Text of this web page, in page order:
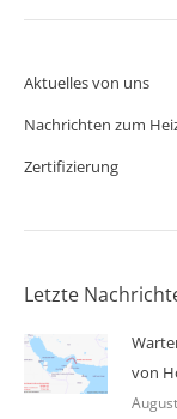
Aktuelles von uns
Nachrichten zum
Zertifizierung
Letzte
von